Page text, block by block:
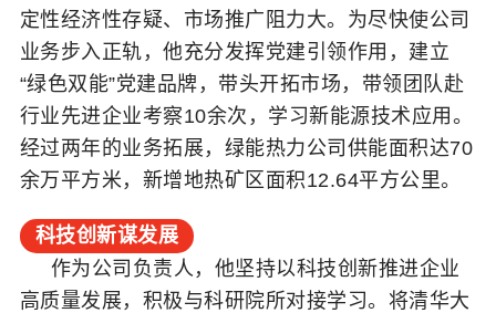
定性经济性存疑、市场推广阻力大。为尽快使公司
业务步入正轨，他充分发挥党建引领作用，建立
“绿色双能”党建品牌，带头开拓市场，带领团队赴
行业先进企业考察10余次，学习新能源技术应用。
经过两年的业务拓展，绿能热力公司供能面积达70
余万平方米，新增地热矿区面积12.64平方公里。
科技创新谋发展
作为公司负责人，他坚持以科技创新推进企业
高质量发展，积极与科研院所对接学习。将清华大